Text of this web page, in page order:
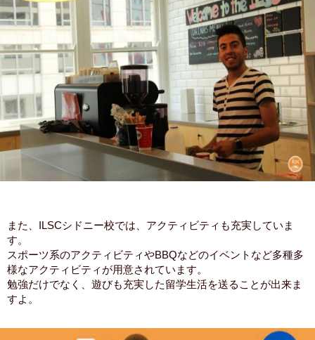
また、ILSCシドニー校では、アクティビティも充実していま
す。
スポーツ系のアクティビティやBBQなどのイベントなど多種多
様なアクティビティが用意されています。
勉強だけでなく、遊びも充実した留学生活を送ることが出来ま
すよ。